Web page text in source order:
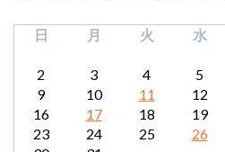
日 月 火 水
2
3 4 5
9
10 11 12
16
17 18 19
23
24 25 26